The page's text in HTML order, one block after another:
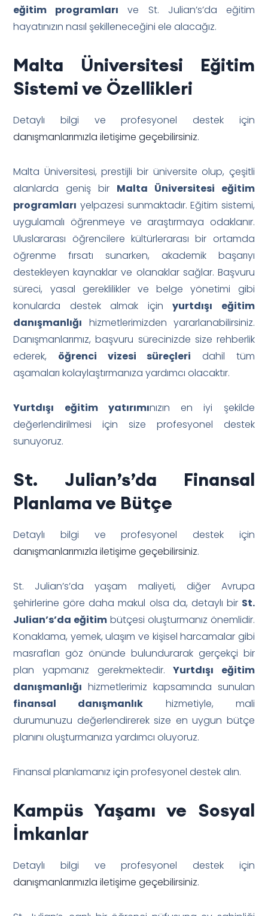
eğitim programları ve St. Julian’s’da eğitim
hayatınızın nasıl şekilleneceğini ele alacağız.
Malta Üniversitesi Eğitim
Sistemi ve Özellikleri
Detaylı bilgi ve profesyonel destek için
danışmanlarımızla iletişime geçebilirsiniz.
Malta Üniversitesi, prestijli bir üniversite olup, çeşitli
alanlarda geniş bir Malta Üniversitesi eğitim
programları yelpazesi sunmaktadır. Eğitim sistemi,
uygulamalı öğrenmeye ve araştırmaya odaklanır.
Uluslararası öğrencilere kültürlerarası bir ortamda
öğrenme fırsatı sunarken, akademik başarıyı
destekleyen kaynaklar ve olanaklar sağlar. Başvuru
süreci, yasal gereklilikler ve belge yönetimi gibi
konularda destek almak içinyurtdışı eğitim
danışmanlığı hizmetlerimizden yararlanabilirsiniz.
Danışmanlarımız, başvuru sürecinizde size rehberlik
ederek, öğrenci vizesi süreçleri dahil tüm
aşamaları kolaylaştırmanıza yardımcı olacaktır.
Yurtdışı eğitim yatırımınızın en iyi şekilde
değerlendirilmesi için size profesyonel destek
sunuyoruz.
St. Julian’s’da Finansal
Planlama ve Bütçe
Detaylı bilgi ve profesyonel destek için
danışmanlarımızla iletişime geçebilirsiniz.
St. Julian’s’da yaşam maliyeti, diğer Avrupa
şehirlerine göre daha makul olsa da, detaylı bir St.
Julian’s’da eğitim bütçesi oluşturmanız önemlidir.
Konaklama, yemek, ulaşım ve kişisel harcamalar gibi
masrafları göz önünde bulundurarak gerçekçi bir
plan yapmanız gerekmektedir.Yurtdışı eğitim
danışmanlığı hizmetlerimiz kapsamında sunulan
finansal danışmanlık hizmetiyle, mali
durumunuzu değerlendirerek size en uygun bütçe
planını oluşturmanıza yardımcı oluyoruz.
Finansal planlamanız için profesyonel destek alın.
Kampüs Yaşamı ve Sosyal
İmkanlar
Detaylı bilgi ve profesyonel destek için
danışmanlarımızla iletişime geçebilirsiniz.